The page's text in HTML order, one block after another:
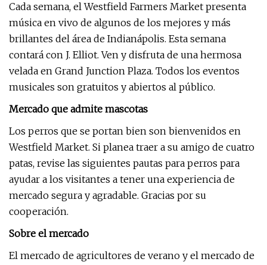
Cada semana, el Westfield Farmers Market presenta
música en vivo de algunos de los mejores y más
brillantes del área de Indianápolis. Esta semana
contará con J. Elliot. Ven y disfruta de una hermosa
velada en Grand Junction Plaza. Todos los eventos
musicales son gratuitos y abiertos al público.
Mercado que admite mascotas
Los perros que se portan bien son bienvenidos en
Westfield Market. Si planea traer a su amigo de cuatro
patas, revise las siguientes pautas para perros para
ayudar a los visitantes a tener una experiencia de
mercado segura y agradable. Gracias por su
cooperación.
Sobre el mercado
El mercado de agricultores de verano y el mercado de